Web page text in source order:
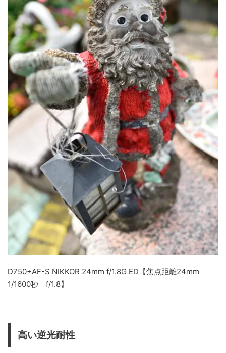
D750+AF-S NIKKOR 24mm f/1.8G ED【焦点距離24mm
1/1600秒 f/1.8】
高い逆光耐性